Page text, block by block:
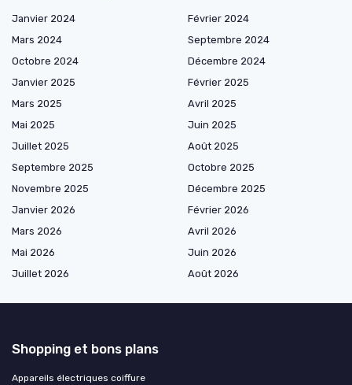
Janvier 2024
Février 2024
Mars 2024
Septembre 2024
Octobre 2024
Décembre 2024
Janvier 2025
Février 2025
Mars 2025
Avril 2025
Mai 2025
Juin 2025
Juillet 2025
Août 2025
Septembre 2025
Octobre 2025
Novembre 2025
Décembre 2025
Janvier 2026
Février 2026
Mars 2026
Avril 2026
Mai 2026
Juin 2026
Juillet 2026
Août 2026
Shopping et bons plans
Appareils électriques coiffure